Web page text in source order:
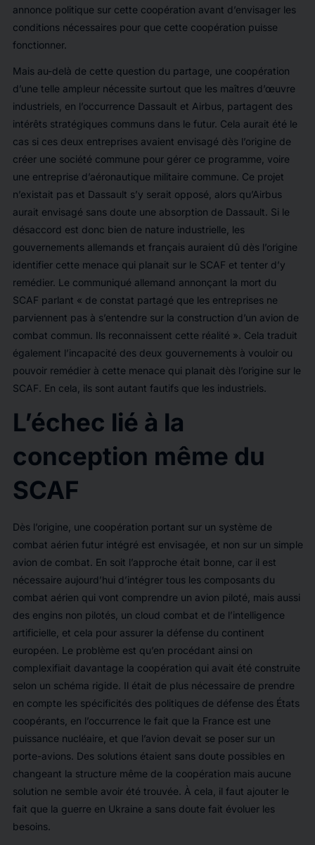
annonce politique sur cette coopération avant d’envisager les
conditions nécessaires pour que cette coopération puisse
fonctionner.
Mais au-delà de cette question du partage, une coopération
d’une telle ampleur nécessite surtout que les maîtres d’œuvre
industriels, en l’occurrence Dassault et Airbus, partagent des
intérêts stratégiques communs dans le futur. Cela aurait été le
cas si ces deux entreprises avaient envisagé dès l’origine de
créer une société commune pour gérer ce programme, voire
une entreprise d’aéronautique militaire commune. Ce projet
n’existait pas et Dassault s’y serait opposé, alors qu’Airbus
aurait envisagé sans doute une absorption de Dassault. Si le
désaccord est donc bien de nature industrielle, les
gouvernements allemands et français auraient dû dès l’origine
identifier cette menace qui planait sur le SCAF et tenter d’y
remédier. Le communiqué allemand annonçant la mort du
SCAF parlant « de constat partagé que les entreprises ne
parviennent pas à s’entendre sur la construction d’un avion de
combat commun. Ils reconnaissent cette réalité ». Cela traduit
également l’incapacité des deux gouvernements à vouloir ou
pouvoir remédier à cette menace qui planait dès l’origine sur le
SCAF. En cela, ils sont autant fautifs que les industriels.
L’échec lié à la
conception même du
SCAF
Dès l’origine, une coopération portant sur un système de
combat aérien futur intégré est envisagée, et non sur un simple
avion de combat. En soit l’approche était bonne, car il est
nécessaire aujourd’hui d’intégrer tous les composants du
combat aérien qui vont comprendre un avion piloté, mais aussi
des engins non pilotés, un cloud combat et de l’intelligence
artificielle, et cela pour assurer la défense du continent
européen. Le problème est qu’en procédant ainsi on
complexifiait davantage la coopération qui avait été construite
selon un schéma rigide. Il était de plus nécessaire de prendre
en compte les spécificités des politiques de défense des États
coopérants, en l’occurrence le fait que la France est une
puissance nucléaire, et que l’avion devait se poser sur un
porte-avions. Des solutions étaient sans doute possibles en
changeant la structure même de la coopération mais aucune
solution ne semble avoir été trouvée. À cela, il faut ajouter le
fait que la guerre en Ukraine a sans doute fait évoluer les
besoins.